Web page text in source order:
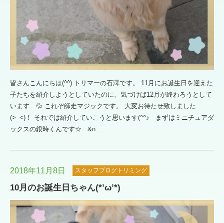
皆さんこんにちは(^^) トリマーの石澤です。 11月にお誕生日を迎えた
子たちを紹介しようとしていたのに、気づけば12月が終わろうとして
います…💦 これぞ師走マジックです。 大変お待たせ致しました
(>_<)！ それでは紹介していこうと思います(^^♪ まずはミニチュアダ
ックスの銀時くんです☆ &n...
2018年11月8日 スタッフブログトリミング
10月のお誕生日ちゃん(*’ω’*)